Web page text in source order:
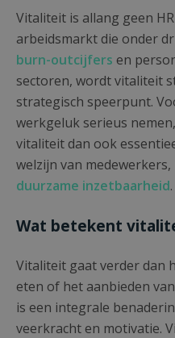
Vitaliteit is allang geen
arbeidsmarkt die onder
burn-outcijfers en
sectoren, wordt vitaliteit
strategisch speerpunt.
werkgeluk serieus
vitaliteit dan ook
welzijn van
duurzame inzetbaarheid.
Wat betekent
Vitaliteit gaat verder dan
eten of het aanbieden
is een integrale
veerkracht en motivatie.